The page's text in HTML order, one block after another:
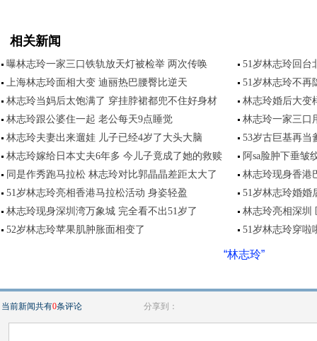
相关新闻
曝林志玲一家三口铁轨放天灯被检举 两次传唤
51岁林志玲回台
上海林志玲面相大变 迪丽热巴腰臀比逆天
51岁林志玲不再
林志玲当妈后太饱满了 穿挂脖裙都兜不住好身材
林志玲婚后大变
林志玲跟公婆住一起 老公每天9点睡觉
林志玲一家三口
林志玲夫妻出来遛娃 儿子已经4岁了大头大脑
53岁古巨基再当
林志玲嫁给日本丈夫6年多 今儿子竟成了她的救赎
阿sa脸肿下垂皱
同是作秀跑马拉松 林志玲对比郭晶晶差距太大了
林志玲现身香港
51岁林志玲亮相香港马拉松活动 身姿轻盈
51岁林志玲婚婚
林志玲现身深圳湾万象城 完全看不出51岁了
林志玲亮相深圳
52岁林志玲苹果肌肿胀面相变了
51岁林志玲穿啦
“林志玲”
当前新闻共有0条评论 分享到：